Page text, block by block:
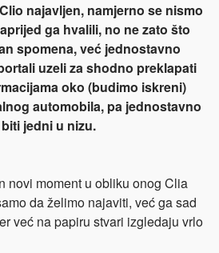
najavljen, namjerno se nismo
ga hvalili, no ne zato što
spomena, već jednostavno
uzeli za shodno preklapati
oko (budimo iskreni)
automobila, pa jednostavno
jedni u nizu.
novi moment u obliku onog Clia
da želimo najaviti, već ga sad
već na papiru stvari izgledaju vrlo